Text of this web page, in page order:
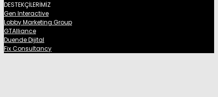
DESTEKÇİLERİMİZ
Gen Interactive
Lobby Marketing Group
GTAlliance
Duende Dijital
Fix Consultancy